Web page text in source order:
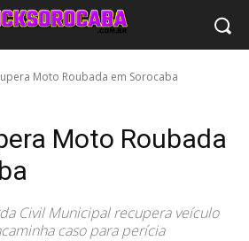
Moto Roubada em Sorocaba
Moto Roubada
Civil Municipal recupera veículo
caso para perícia